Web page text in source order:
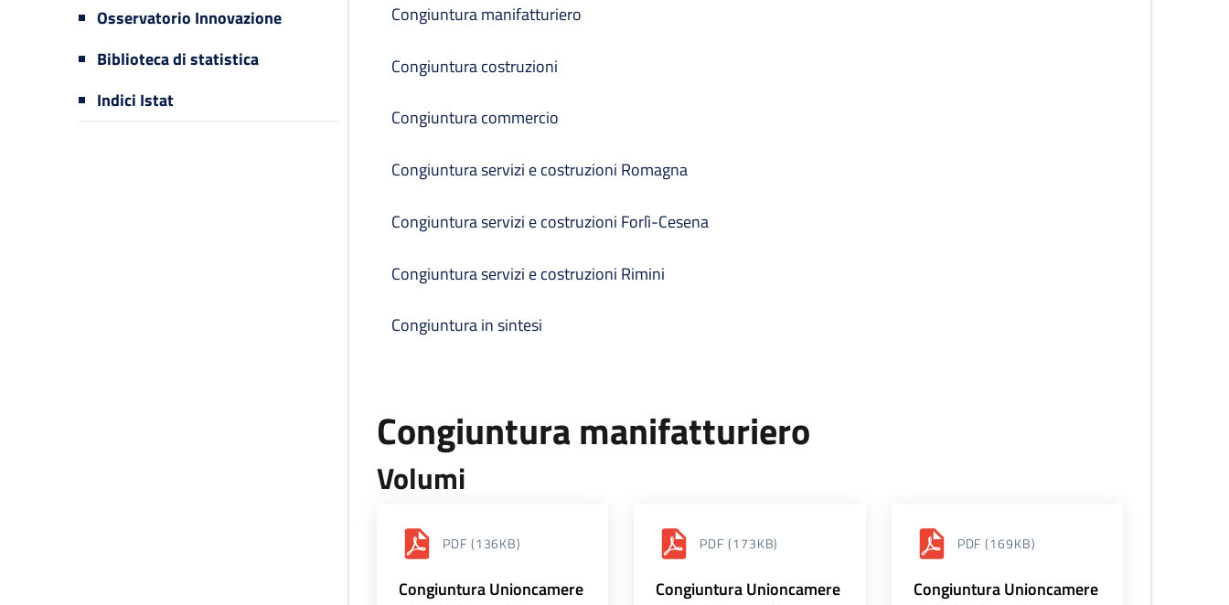
Osservatorio Innovazione
Biblioteca di statistica
Indici Istat
Congiuntura manifatturiero
Congiuntura costruzioni
Congiuntura commercio
Congiuntura servizi e costruzioni Romagna
Congiuntura servizi e costruzioni Forlì-Cesena
Congiuntura servizi e costruzioni Rimini
Congiuntura in sintesi
Congiuntura manifatturiero
Volumi
PDF (136KB)
Congiuntura Unioncamere
PDF (173KB)
Congiuntura Unioncamere
PDF (169KB)
Congiuntura Unioncamere